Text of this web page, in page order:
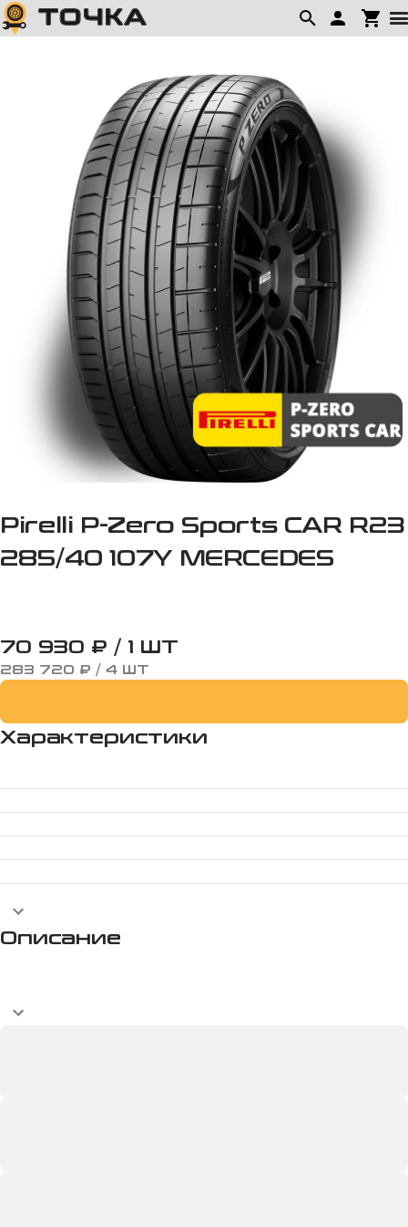
Pirelli P-Zero Sports CAR R23
285/40 107Y MERCEDES
70 930 ₽ / 1 ШТ
283 720 ₽ / 4 ШТ
Характеристики
Описание